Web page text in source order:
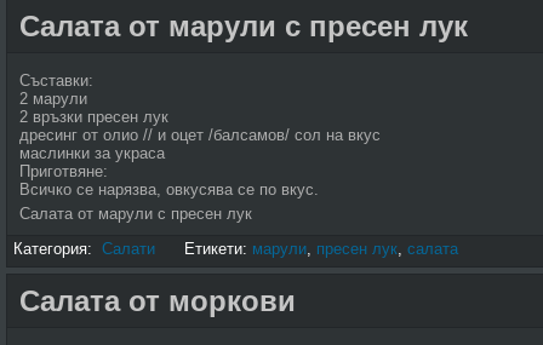
Салата от марули с пресен лук
Съставки:
2 марули
2 връзки пресен лук
дресинг от олио // и оцет /балсамов/ сол на вкус
маслинки за украса
Приготвяне:
Всичко се нарязва, овкусява се по вкус.
Салата от марули с пресен лук
Категория: Салати Етикети: марули, пресен лук, салата
Салата от моркови